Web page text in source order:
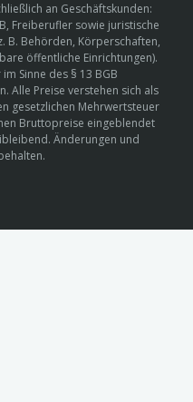
an Geschäftskunden:
Freiberufler sowie juristische
B. Behörden, Körperschaften,
öffentliche Einrichtungen).
Sinne des § 13 BGB
Alle Preise verstehen sich als
gesetzlichen Mehrwertsteuer
Bruttopreise eingeblendet
Änderungen und